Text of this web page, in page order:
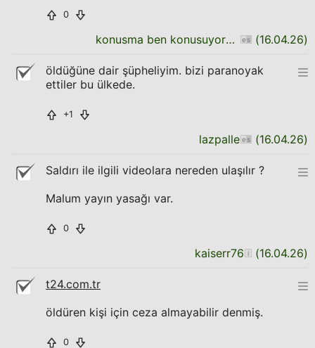
0
konusma ben konusuyorum daha bitirmedim (16.04.26)
öldüğüne dair şüpheliyim. bizi paranoyak
ettiler bu ülkede.
+1
lazpalle (16.04.26)
Saldırı ile ilgili videolara nereden ulaşılır ?
Malum yayın yasağı var.
0
kaiserr76 (16.04.26)
t24.com.tr
öldüren kişi için ceza almayabilir denmiş.
0